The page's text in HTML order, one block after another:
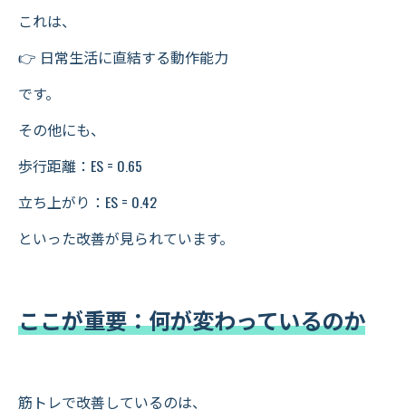
これは、
👉 日常生活に直結する動作能力
です。
その他にも、
歩行距離：ES = 0.65
立ち上がり：ES = 0.42
といった改善が見られています。
ここが重要：何が変わっているのか
筋トレで改善しているのは、